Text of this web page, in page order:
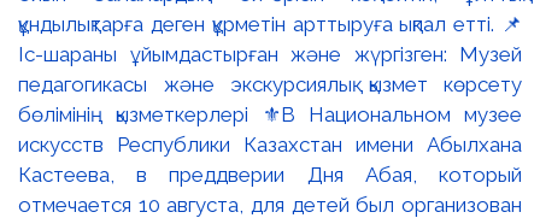
құндылықтарға деген құрметін арттыруға ықпал етті. 📌
Іс-шараны ұйымдастырған және жүргізген: Музей
педагогикасы және экскурсиялық қызмет көрсету
бөлімінің қызметкерлері ⚜️В Национальном музее
искусств Республики Казахстан имени Абылхана
Кастеева, в преддверии Дня Абая, который
отмечается 10 августа, для детей был организован